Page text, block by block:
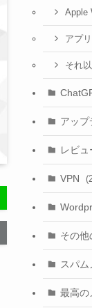
Apple
アプ
それ
アップ
レビ
VPN
その他
スパ
最高の